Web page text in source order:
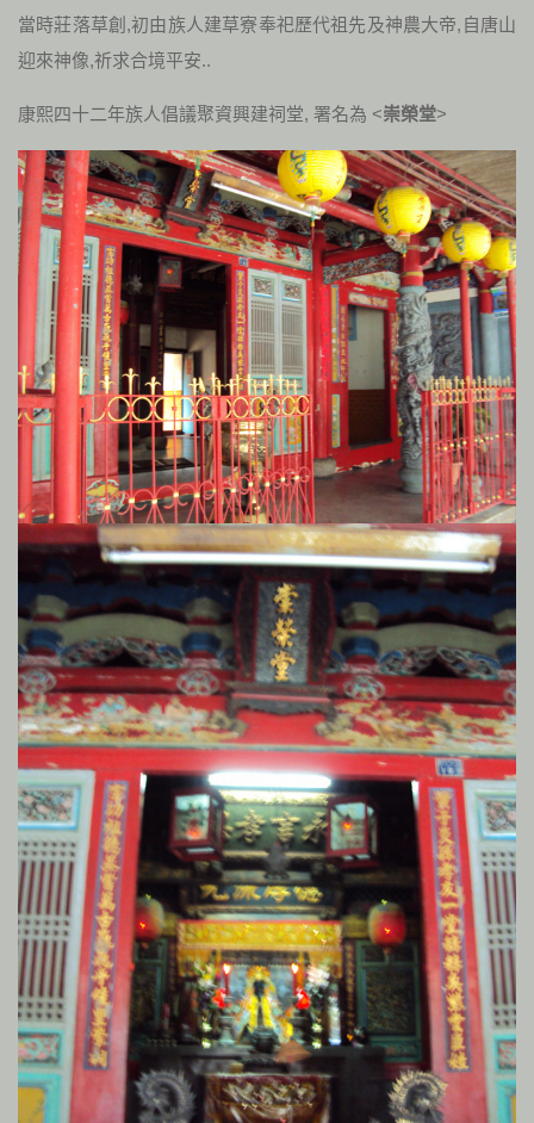
當時莊落草創,初由族人建草寮奉祀歷代祖先及神農大帝,自唐山
迎來神像,祈求合境平安..
康熙四十二年族人倡議聚資興建祠堂, 署名為 <崇榮堂>